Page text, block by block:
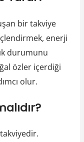
bir takviye
enerji
durumunu
özler içerdiği
olur.